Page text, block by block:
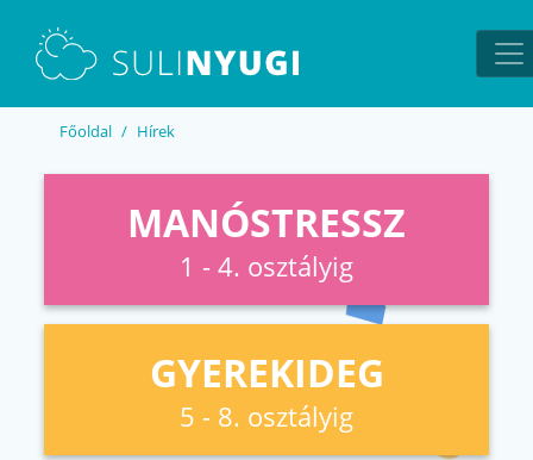
Főoldal Hírek
MANÓSTRESSZ
1 - 4. osztályig
GYEREKIDEG
5 - 8. osztályig